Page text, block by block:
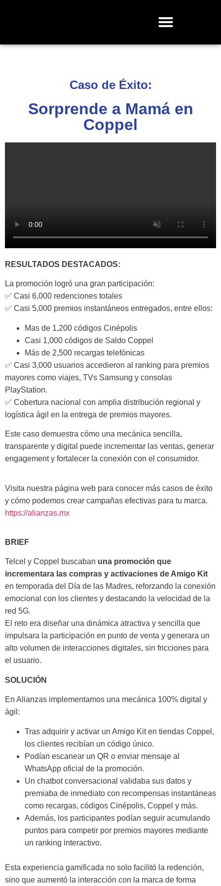
Caso de Éxito:
Sorprende a Mamá en
Coppel
BRIEF
Telcel y Coppel buscaban una promoción que
incrementara las compras y activaciones de Amigo Kit
en temporada del Día de las Madres, reforzando la conexión
emocional con los clientes y destacando la velocidad de la
red 5G.
El reto era diseñar una dinámica atractiva y sencilla que
impulsara la participación en punto de venta y generara un
alto volumen de interacciones digitales, sin fricciones para
el usuario.
SOLUCIÓN
En Alianzas implementamos una mecánica 100% digital y
ágil:
Tras adquirir y activar un Amigo Kit en tiendas Coppel,
los clientes recibían un código único.
Podían escanear un QR o enviar mensaje al
WhatsApp oficial de la promoción.
Un chatbot conversacional validaba sus datos y
premiaba de inmediato con recompensas instantáneas
como recargas, códigos Cinépolis, Coppel y más.
Además, los participantes podían seguir acumulando
puntos para competir por premios mayores mediante
un ranking interactivo.
Esta experiencia gamificada no solo facilitó la redención,
sino que aumentó la interacción con la marca de forma
RESULTADOS DESTACADOS:
La promoción logró una gran participación:
✅ Casi 6,000 redenciones totales
✅ Casi 5,000 premios instantáneos entregados, entre ellos:
Mas de 1,200 códigos Cinépolis
Casi 1,000 códigos de Saldo Coppel
Más de 2,500 recargas telefónicas
✅ Casi 3,000 usuarios accedieron al ranking para premios
mayores como viajes, TVs Samsung y consolas
PlayStation.
✅ Cobertura nacional con amplia distribución regional y
logística ágil en la entrega de premios mayores.
Este caso demuestra cómo una mecánica sencilla,
transparente y digital puede incrementar las ventas, generar
engagement y fortalecer la conexión con el consumidor.
Visita nuestra página web para conocer más casos de éxito
y cómo podemos crear campañas efectivas para tu marca.
https://alianzas.mx